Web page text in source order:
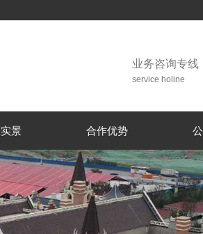
业务咨询专线
service holine
景 合作优势